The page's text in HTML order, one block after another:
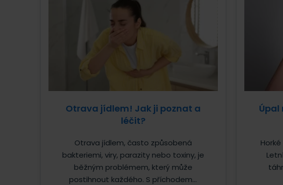
Otrava jídlem! Jak ji poznat a
léčit?
Otrava jídlem, často způsobená
bakteriemi, viry, parazity nebo toxiny, je
běžným problémem, který může
postihnout každého. S příchodem...
Úpal